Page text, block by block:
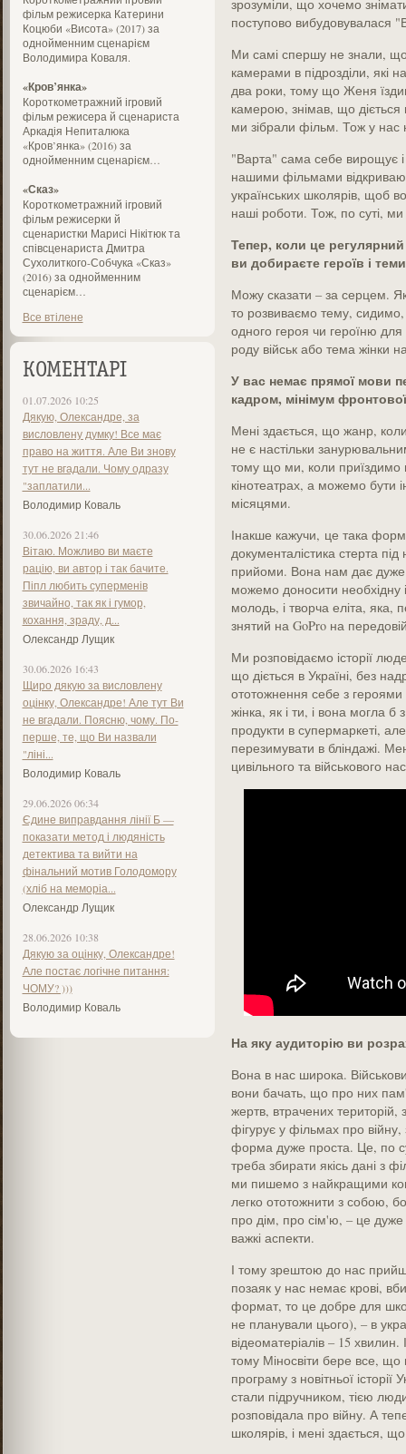
фільм режисерка Катерини
Коцюби «Висота» (2017) за
однойменним сценарієм
Володимира Коваля.
«Кров’янка»
Короткометражний ігровий
фільм режисера й сценариста
Аркадія Непиталюка
«Кров’янка» (2016) за
однойменним сценарієм…
«Сказ»
Короткометражний ігровий
фільм режисерки й
сценаристки Марисі Нікітюк та
співсценариста Дмитра
Сухолиткого-Собчука «Сказ»
(2016) за однойменним
сценарієм…
Все втілене
КОМЕНТАРІ
01.07.2026 10:25
Дякую, Олександре, за
висловлену думку! Все має
право на життя. Але Ви знову
тут не вгадали. Чому одразу
"заплатили...
Володимир Коваль
30.06.2026 21:46
Вітаю. Можливо ви маєте
рацію, ви автор і так бачите.
Піпл любить суперменів
звичайно, так як і гумор,
кохання, зраду, д...
Олександр Лущик
30.06.2026 16:43
Щиро дякую за висловлену
оцінку, Олександре! Але тут Ви
не вгадали. Поясню, чому. По-
перше, те, що Ви назвали
"ліні...
Володимир Коваль
29.06.2026 06:34
Єдине виправдання лінії Б —
показати метод і людяність
детектива та вийти на
фінальний мотив Голодомору
(хліб на меморіа...
Олександр Лущик
28.06.2026 10:38
Дякую за оцінку, Олександре!
Але постає логічне питання:
ЧОМУ? )))
Володимир Коваль
зрозуміли, що хочемо
поступово вибудовувалася
Ми самі спершу не знали,
камерами в підрозділи, які
два роки, тому що Женя
камерою, знімав, що діється
ми зібрали фільм. Тож у нас
"Варта" сама себе вирощує
нашими фільмами
українських школярів, щоб
наші роботи. Тож, по суті,
Тепер, коли це
ви добираєте героїв і
Можу сказати – за серцем.
то розвиваємо тему,
одного героя чи героїню для
роду військ або тема жінки
У вас немає прямої мови
кадром, мінімум
Мені здається, що жанр,
не є настільки
тому що ми, коли приїздимо
кінотеатрах, а можемо бути
місяцями.
Інакше кажучи, це така
документалістика стерта під
прийоми. Вона нам дає
можемо доносити необхідну
молодь, і творча еліта, яка,
знятий на GoPro на
Ми розповідаємо історії
що діється в Україні, без
ототожнення себе з
жінка, як і ти, і вона могла
продукти в супермаркеті,
перезимувати в бліндажі.
цивільного та військового
На яку аудиторію ви
Вона в нас широка.
вони бачать, що про них
жертв, втрачених
фігурує у фільмах про
форма дуже проста. Це, по
треба збирати якісь дані з
ми пишемо з найкращими
легко ототожнити з собою,
про дім, про сім'ю, – це дуже
важкі аспекти.
І тому зрештою до нас
позаяк у нас немає крові,
формат, то це добре для
не планували цього), – в
відеоматеріалів – 15
тому Міносвіти бере все, що
програму з новітньої
стали підручником, тією
розповідала про війну. А
школярів, і мені здається,